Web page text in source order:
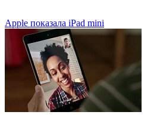
Apple показала iPad mini